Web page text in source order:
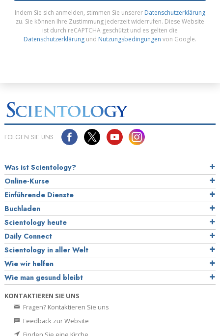
Indem Sie sich anmelden, stimmen Sie unserer Datenschutzerklärung
zu. Sie können Ihre Zustimmung jederzeit widerrufen. Diese Website
ist durch reCAPTCHA geschützt und es gelten die
Datenschutzerklärung und Nutzungsbedingungen von Google.
FOLGEN SIE UNS
Was ist Scientology?
Online-Kurse
Einführende Dienste
Buchladen
Scientology heute
Daily Connect
Scientology in aller Welt
Wie wir helfen
Wie man gesund bleibt
KONTAKTIEREN SIE UNS
Fragen? Kontaktieren Sie uns
Feedback zur Website